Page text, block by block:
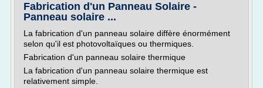
Fabrication d'un Panneau Solaire -
Panneau solaire ...
La fabrication d'un panneau solaire diffère énormément
selon qu'il est photovoltaïques ou thermiques.
Fabrication d'un panneau solaire thermique
La fabrication d'un panneau solaire thermique est
relativement simple.